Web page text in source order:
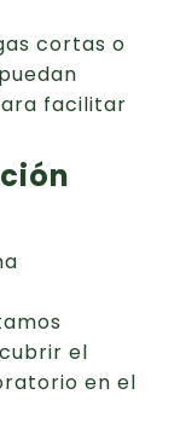
cortas o
facilitar
el
en el